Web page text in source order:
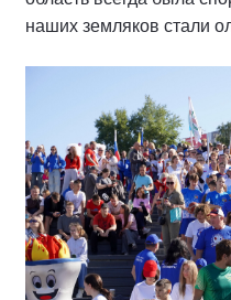
наших земляков стали